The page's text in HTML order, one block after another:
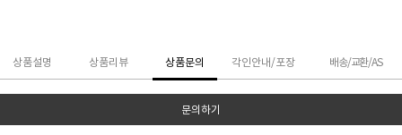
상품설명 상품리뷰 상품문의 각인안내/포장 배송/교환/AS
문의하기